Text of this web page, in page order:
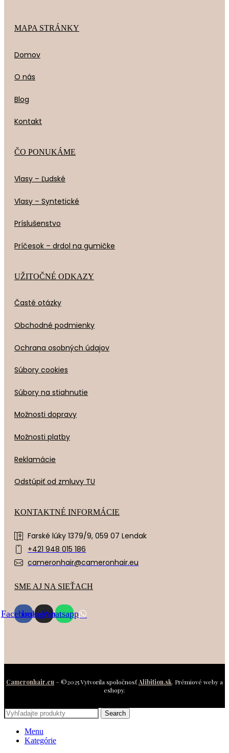
MAPA STRÁNKY
Domov
O nás
Blog
Kontakt
ČO PONUKÁME
Vlasy – Ľudské
Vlasy – Syntetické
Príslušenstvo
Príčesok – drdol na gumičke
UŽITOČNÉ ODKAZY
Časté otázky
Obchodné podmienky
Ochrana osobných údajov
Súbory cookies
Súbory na stiahnutie
Možnosti dopravy
Možnosti platby
Reklamácie
Odstúpiť od zmluvy TU
KONTAKTNÉ INFORMÁCIE
Farské lúky 1379/9, 059 07 Lendak
+421 948 015 186
cameronhair@cameronhair.eu
SME AJ NA SIEŤACH
FacebookInstagramWhatsapp
Cameronhair.eu– ©2025 Vytvorila spoločnosťAlibition.sk. Prémiové weby a
eshopy.
Search
Menu
Kategórie